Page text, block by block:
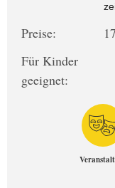
Preise:
Für Kinder
geeignet: